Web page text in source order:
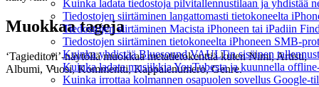
Kuinka ladata tiedostoja pilvitallennustilaan ja yhdistää
Tiedostojen siirtäminen langattomasti tietokoneelta
Tiedostojen siirtäminen Macista iPhoneen tai iPadiin
Tiedostojen siirtäminen tietokoneelta iPhoneen SMB-
Kuinka yhdistää Bluesound VAULTin sisäinen
Kuinka ladata musiikkia YouTubesta ja kuunnella
Kuinka irrottaa kolmannen osapuolen sovellus Google-
Muokkaa tageja
‘Tagieditori’-näytöllä muokkaa metatietokenttiä kuten Nimi, Artisti,
Albumi, Vuosi, Kommentti, Kappalenumero, Genre.